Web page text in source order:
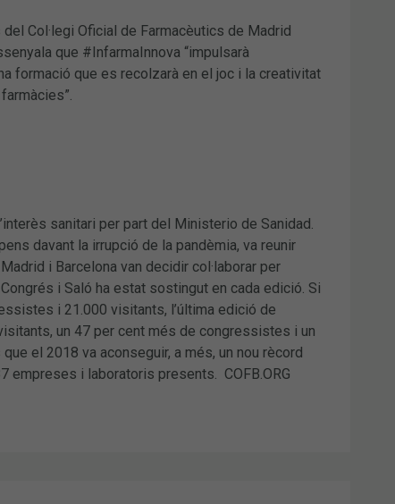
Col·legi Oficial de Farmacèutics de Madrid
que #InfarmaInnova “impulsarà
formació que es recolzarà en el joc i la creativitat
sanitari per part del Ministerio de Sanidad.
davant la irrupció de la pandèmia, va reunir
i Barcelona van decidir col·laborar per
i Saló ha estat sostingut en cada edició. Si
i 21.000 visitants, l’última edició de
un 47 per cent més de congressistes i un
el 2018 va aconseguir, a més, un nou rècord
empreses i laboratoris presents. COFB.ORG